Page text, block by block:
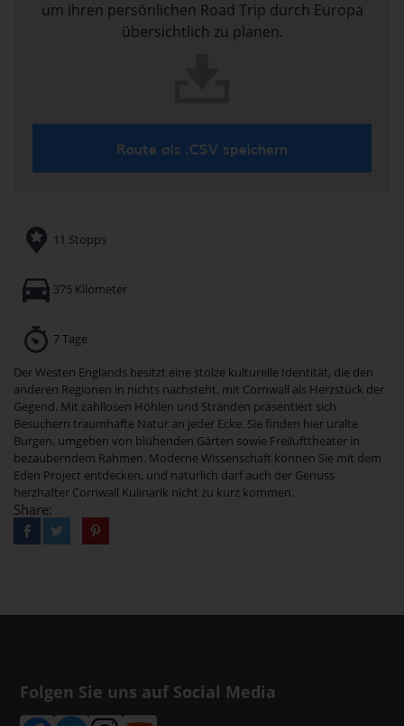
um ihren persönlichen Road Trip durch Europa
übersichtlich zu planen.
Route als .CSV speichern
11 Stopps
375 Kilometer
7 Tage
Der Westen Englands besitzt eine stolze kulturelle Identität, die den
anderen Regionen in nichts nachsteht, mit Cornwall als Herzstück der
Gegend. Mit zahllosen Höhlen und Stränden präsentiert sich
Besuchern traumhafte Natur an jeder Ecke. Sie finden hier uralte
Burgen, umgeben von blühenden Gärten sowie Freilufttheater in
bezauberndem Rahmen. Moderne Wissenschaft können Sie mit dem
Eden Project entdecken, und natürlich darf auch der Genuss
herzhafter Cornwall Kulinarik nicht zu kurz kommen.
Share:
Folgen Sie uns auf Social Media